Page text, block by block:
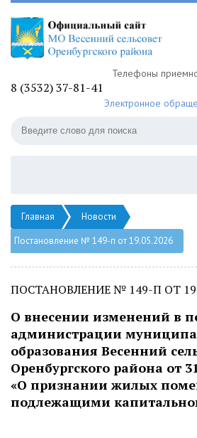
Телефоны
8 (3532) 37-81-41
Электронное
Главная
Новости
Постановление № 149-п от 19.05.2026
ПОСТАНОВЛЕНИЕ № 149-П ОТ
О внесении изменений в
администрации
образования Весенний
Оренбургского района от
«О признании жилых
подлежащими